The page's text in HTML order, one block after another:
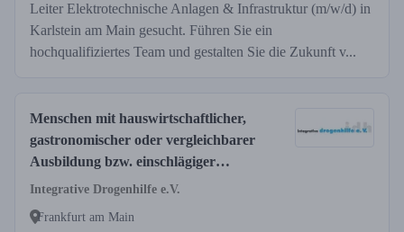
Leiter Elektrotechnische Anlagen & Infrastruktur (m/w/d) in
Karlstein am Main gesucht. Führen Sie ein
hochqualifiziertes Team und gestalten Sie die Zukunft v...
Menschen mit hauswirtschaftlicher,
gastronomischer oder vergleichbarer
Ausbildung bzw. einschlägiger
Erfahrung in diesen Arbeitsfeldern
Integrative Drogenhilfe e.V.
Frankfurt am Main